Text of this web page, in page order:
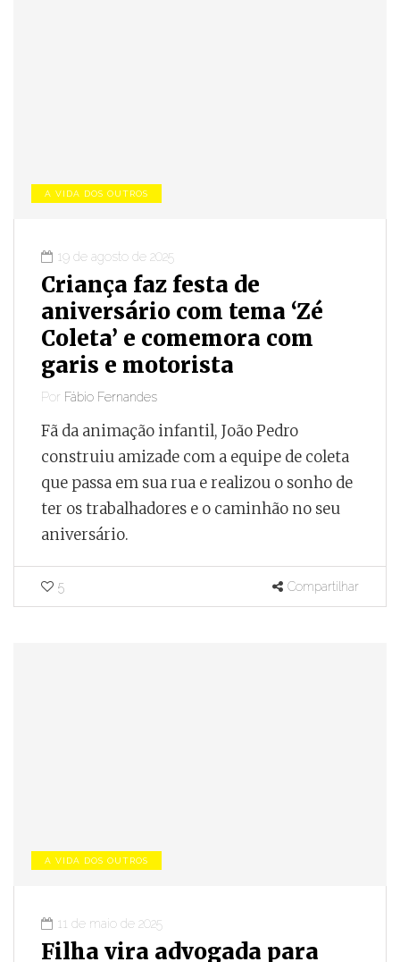
A VIDA DOS OUTROS
19 de agosto de 2025
Criança faz festa de
aniversário com tema ‘Zé
Coleta’ e comemora com
garis e motorista
Por Fábio Fernandes
Fã da animação infantil, João Pedro
construiu amizade com a equipe de coleta
que passa em sua rua e realizou o sonho de
ter os trabalhadores e o caminhão no seu
aniversário.
5 Compartilhar
A VIDA DOS OUTROS
11 de maio de 2025
Filha vira advogada para